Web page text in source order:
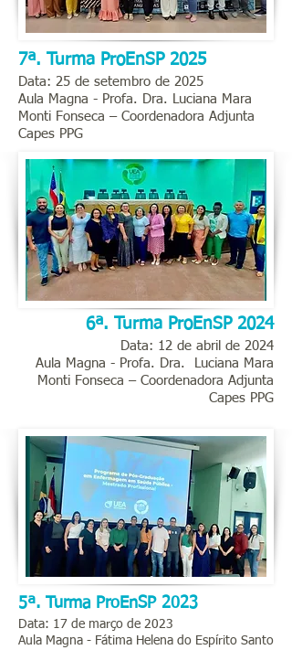
7ª. Turma ProEnSP 2025
Data: 25 de setembro de 2025
Aula Magna - Profa. Dra. Luciana Mara
Monti Fonseca – Coordenadora Adjunta
Capes PPG
6ª. Turma ProEnSP 2024
Data: 12 de abril de 2024
Aula Magna - Profa. Dra.
Luciana Mara
Monti Fonseca – Coordenadora Adjunta
Capes PPG
5ª. Turma ProEnSP 2023
Data: 17 de março de 2023
Aula Magna - Fátima Helena do Espírito Santo